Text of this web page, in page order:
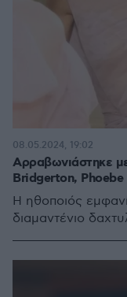
Αρραβωνιάστηκε
Bridgerton, Phoebe
Η ηθοποιός
διαμαντένιο
08.05.2024, 19:02